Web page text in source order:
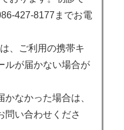
427-8177までお電
、ご利用の携帯キ
ルが届かない場合が
なかった場合は、
問い合わせくださ